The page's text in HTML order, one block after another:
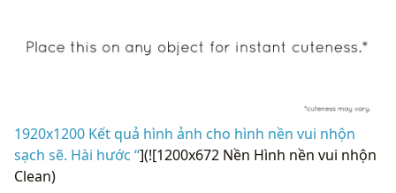
1920x1200 Kết quả hình ảnh cho hình nền vui nhộn
sạch sẽ. Hài hước “](![1200x672 Nền Hình nền vui nhộn
Clean)